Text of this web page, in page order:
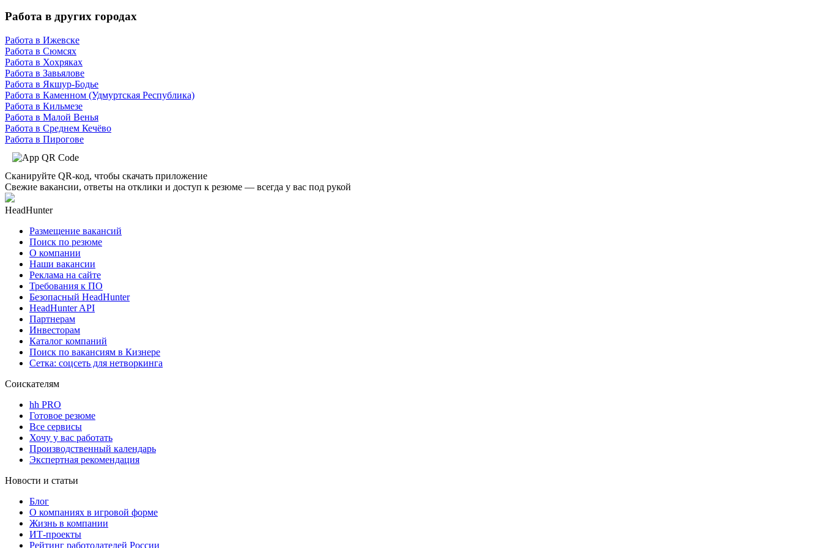
Работа в других городах
Работа в Ижевске
Работа в Сюмсях
Работа в Хохряках
Работа в Завьялове
Работа в Якшур-Бодье
Работа в Каменном (Удмуртская Республика)
Работа в Кильмезе
Работа в Малой Венья
Работа в Среднем Кечёво
Работа в Пирогове
Сканируйте QR-код, чтобы скачать приложение
Свежие вакансии, ответы на отклики и доступ к резюме — всегда у вас под рукой
HeadHunter
Размещение вакансий
Поиск по резюме
О компании
Наши вакансии
Реклама на сайте
Требования к ПО
Безопасный HeadHunter
HeadHunter API
Партнерам
Инвесторам
Каталог компаний
Поиск по вакансиям в Кизнере
Сетка: соцсеть для нетворкинга
Соискателям
hh PRO
Готовое резюме
Все сервисы
Хочу у вас работать
Производственный календарь
Экспертная рекомендация
Новости и статьи
Блог
О компаниях в игровой форме
Жизнь в компании
ИТ-проекты
Рейтинг работодателей России